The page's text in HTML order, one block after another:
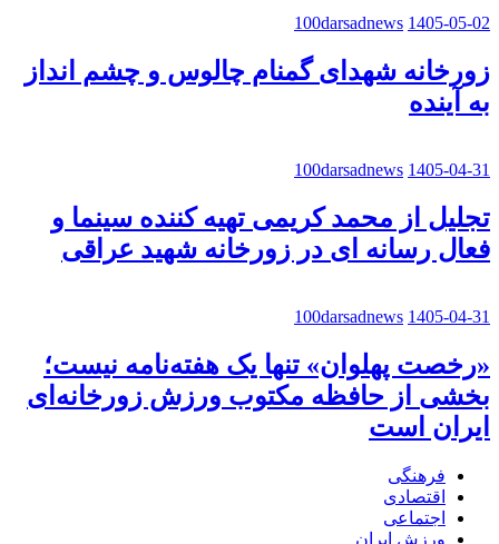
100darsadnews 1405-05-02
زورخانه شهدای گمنام چالوس و چشم انداز
به آینده
100darsadnews 1405-04-31
تجلیل از محمد کریمی تهیه کننده سینما و
فعال رسانه ای در زورخانه شهید عراقی
100darsadnews 1405-04-31
«رخصت پهلوان» تنها یک هفته‌نامه نیست؛
بخشی از حافظه مکتوب ورزش زورخانه‌ای
ایران است
فرهنگی
اقتصادی
اجتماعی
ورزش ایران